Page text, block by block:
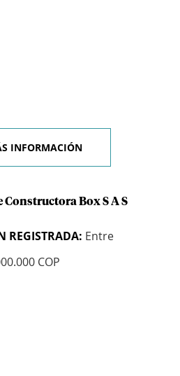
INFORMACIÓN
Constructora Box S A S
REGISTRADA: Entre
COP